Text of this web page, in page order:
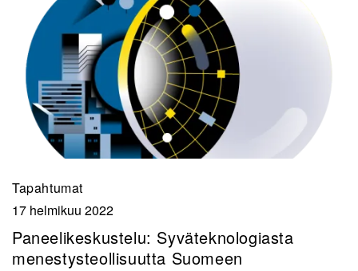
Tapahtumat
17 helmikuu 2022
Paneelikeskustelu: Syväteknologiasta
menestysteollisuutta Suomeen